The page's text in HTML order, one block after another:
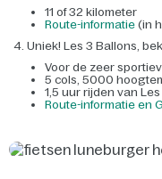
11 of 32 kilometer
Route-informatie (in
Uniek! Les 3 Ballons,
Voor de zeer
5 cols, 5000
1,5 uur rijden van
Route-informatie en